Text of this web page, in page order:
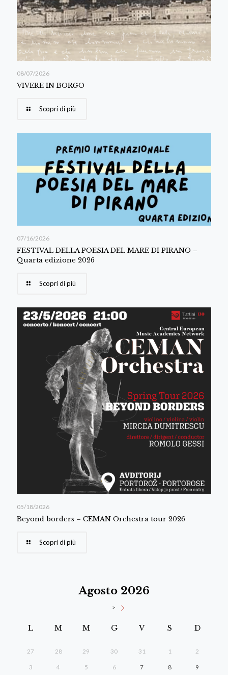
08/07/2026
VIVERE IN BORGO
Scopri di più
07/16/2026
FESTIVAL DELLA POESIA DEL MARE DI PIRANO –
Quarta edizione 2026
Scopri di più
05/18/2026
Beyond borders – CEMAN Orchestra tour 2026
Scopri di più
Agosto 2026
>
L M M G V S D
27 28 29 30 31 1 2
3 4 5 6 7 8 9